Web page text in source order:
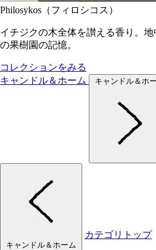
Philosykos（フィロシコス）
イチジクの木全体を讃える香り。
の果樹園の記憶。
コレクションをみる
キャンドル＆ホーム
キャンドル＆ホ
キャンドル＆ホーム
カテゴリトップ